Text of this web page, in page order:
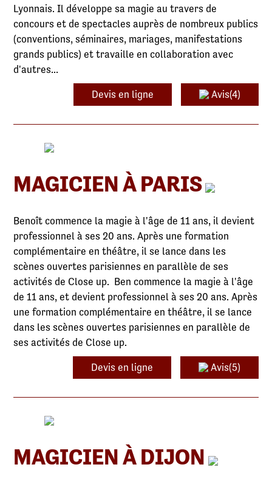
Lyonnais. Il développe sa magie au travers de
concours et de spectacles auprès de nombreux publics
(conventions, séminaires, mariages, manifestations
grands publics) et travaille en collaboration avec
d'autres...
Devis en ligne Avis(4)
MAGICIEN À PARIS
Benoît commence la magie à l'âge de 11 ans, il devient
professionnel à ses 20 ans. Après une formation
complémentaire en théâtre, il se lance dans les
scènes ouvertes parisiennes en parallèle de ses
activités de Close up. Ben commence la magie à l'âge
de 11 ans, et devient professionnel à ses 20 ans. Après
une formation complémentaire en théâtre, il se lance
dans les scènes ouvertes parisiennes en parallèle de
ses activités de Close up.
Devis en ligne Avis(5)
MAGICIEN À DIJON